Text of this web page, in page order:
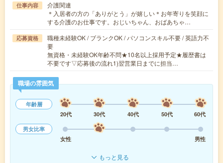
仕事内容
介護関連
＊入居者の方の「ありがとう」が嬉しい＊お年寄りを笑顔に
する介護のお仕事です。おじいちゃん、おばあちゃ…
応募資格
職種未経験OK / ブランクOK / パソコンスキル不要 / 英語力不
要
無資格・未経験OK年齢不問★10名以上採用予定★履歴書は
不要です▽応募後の流れ1)翌営業日までに担当…
職場の雰囲気
年齢層
20代
30代 40代 50代
60代
男女比率
女性
男性
もっと見る